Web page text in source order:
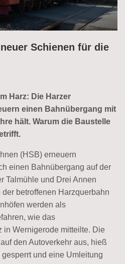
Schienen für die
Harz: Die Harzer
einen Bahnübergang mit
hält. Warum die Baustelle
(HSB) erneuern
einen Bahnübergang auf der
Talmühle und Drei Annen
betroffenen Harzquerbahn
werden als
wie das
in Wernigerode mitteilte. Die
den Autoverkehr aus, hieß
und eine Umleitung